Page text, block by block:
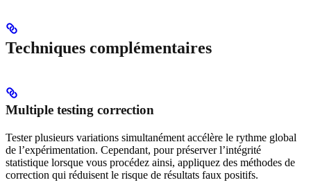
Techniques complémentaires
Multiple testing correction
Tester plusieurs variations simultanément accélère le rythme global
de l’expérimentation. Cependant, pour préserver l’intégrité
statistique lorsque vous procédez ainsi, appliquez des méthodes de
correction qui réduisent le risque de résultats faux positifs.